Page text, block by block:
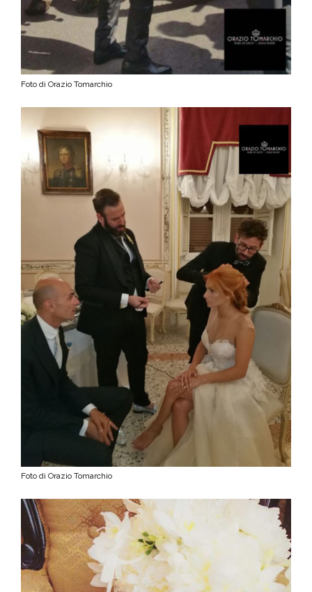
Foto di Orazio Tomarchio
Foto di Orazio Tomarchio